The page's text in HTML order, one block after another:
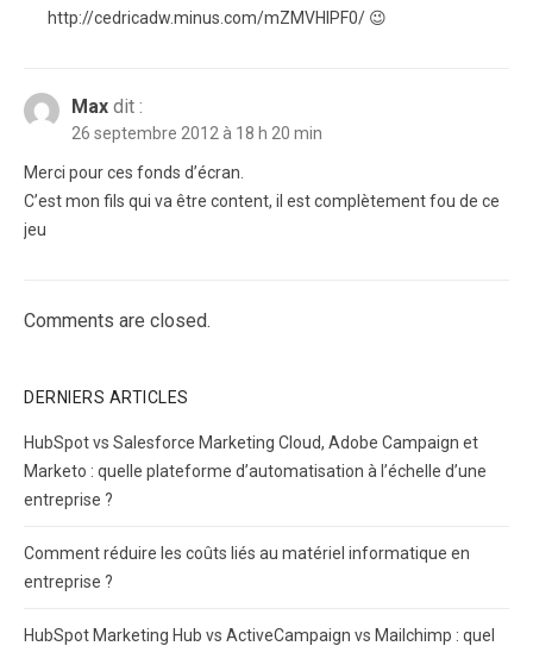
http://cedricadw.minus.com/mZMVHlPF0/ 😉
Max dit :
26 septembre 2012 à 18 h 20 min
Merci pour ces fonds d’écran.
C’est mon fils qui va être content, il est complètement fou de ce
jeu
Comments are closed.
DERNIERS ARTICLES
HubSpot vs Salesforce Marketing Cloud, Adobe Campaign et
Marketo : quelle plateforme d’automatisation à l’échelle d’une
entreprise ?
Comment réduire les coûts liés au matériel informatique en
entreprise ?
HubSpot Marketing Hub vs ActiveCampaign vs Mailchimp : quel